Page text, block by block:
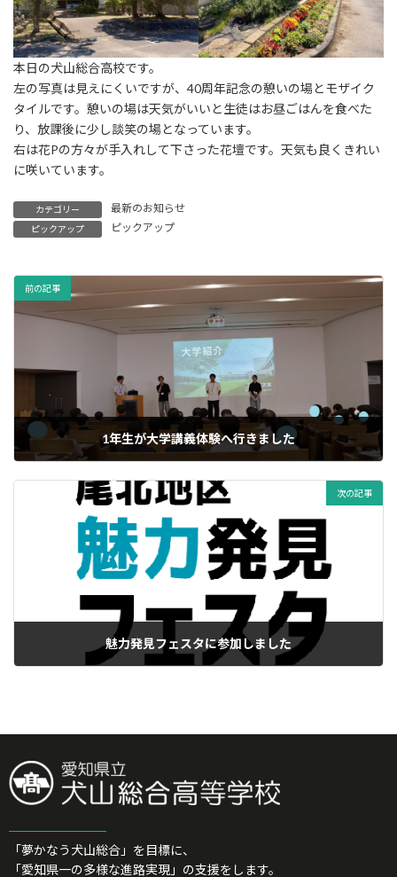
本日の犬山総合高校です。
左の写真は見えにくいですが、40周年記念の憩いの場とモザイク
タイルです。憩いの場は天気がいいと生徒はお昼ごはんを食べた
り、放課後に少し談笑の場となっています。
右は花Pの方々が手入れして下さった花壇です。天気も良くきれい
に咲いています。
カテゴリー 最新のお知らせ
ピックアップ ピックアップ
前の記事
1年生が大学講義体験へ行きました
次の記事
魅力発見フェスタに参加しました
「夢かなう犬山総合」を目標に、
「愛知県一の多様な進路実現」の支援をします。